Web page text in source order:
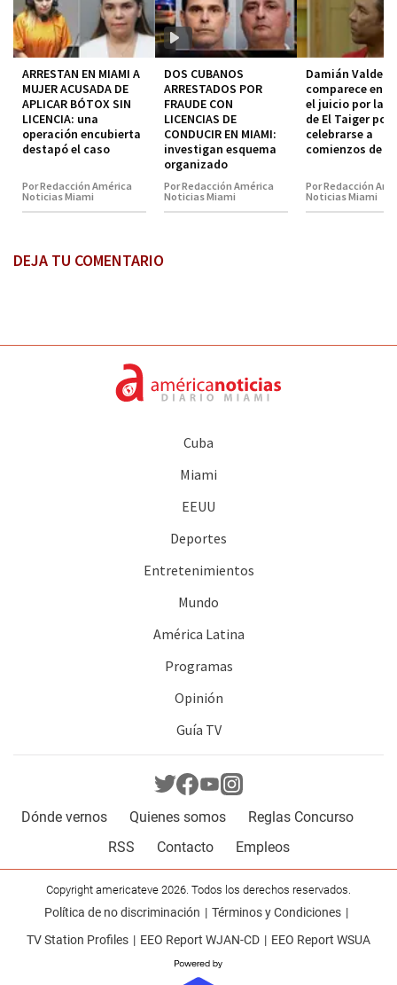
ARRESTAN EN MIAMI A
MUJER ACUSADA DE
APLICAR BÓTOX SIN
LICENCIA: una
operación encubierta
destapó el caso
Por Redacción América
Noticias Miami
DOS CUBANOS
ARRESTADOS POR
FRAUDE CON
LICENCIAS DE
CONDUCIR EN MIAMI:
investigan esquema
organizado
Por Redacción América
Noticias Miami
Damián Valdez
comparece en
el juicio por la
de El Taiger
celebrarse a
comienzos de
Por Redacción
Noticias Miami
DEJA TU COMENTARIO
Cuba
Miami
EEUU
Deportes
Entretenimientos
Mundo
América Latina
Programas
Opinión
Guía TV
Dónde vernos Quienes somos
Reglas Concurso
RSS
Contacto Empleos
Copyright americateve 2026. Todos los derechos reservados.
Política de no discriminación
Términos y Condiciones
TV Station Profiles
EEO Report WJAN-CD EEO Report WSUA